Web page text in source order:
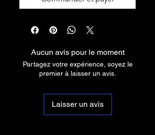
Aucun avis pour le moment
Partagez votre expérience, soyez le
premier à laisser un avis.
Laisser un avis